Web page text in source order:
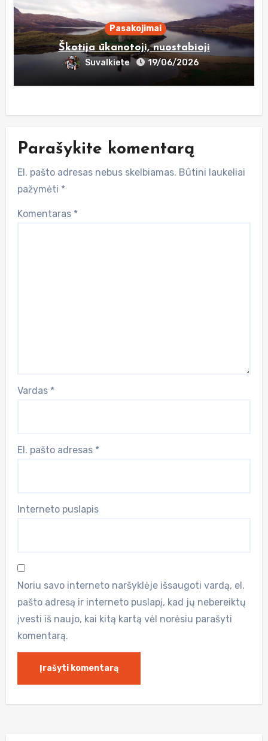
Pasakojimai
Škotija ūkanotoji, nuostabioji
Suvalkiete 19/06/2026
Parašykite komentarą
El. pašto adresas nebus skelbiamas. Būtini laukeliai
pažymėti *
Komentaras *
Vardas *
El. pašto adresas *
Interneto puslapis
Noriu savo interneto naršyklėje išsaugoti vardą, el.
pašto adresą ir interneto puslapį, kad jų nebereiktų
įvesti iš naujo, kai kitą kartą vėl norėsiu parašyti
komentarą.